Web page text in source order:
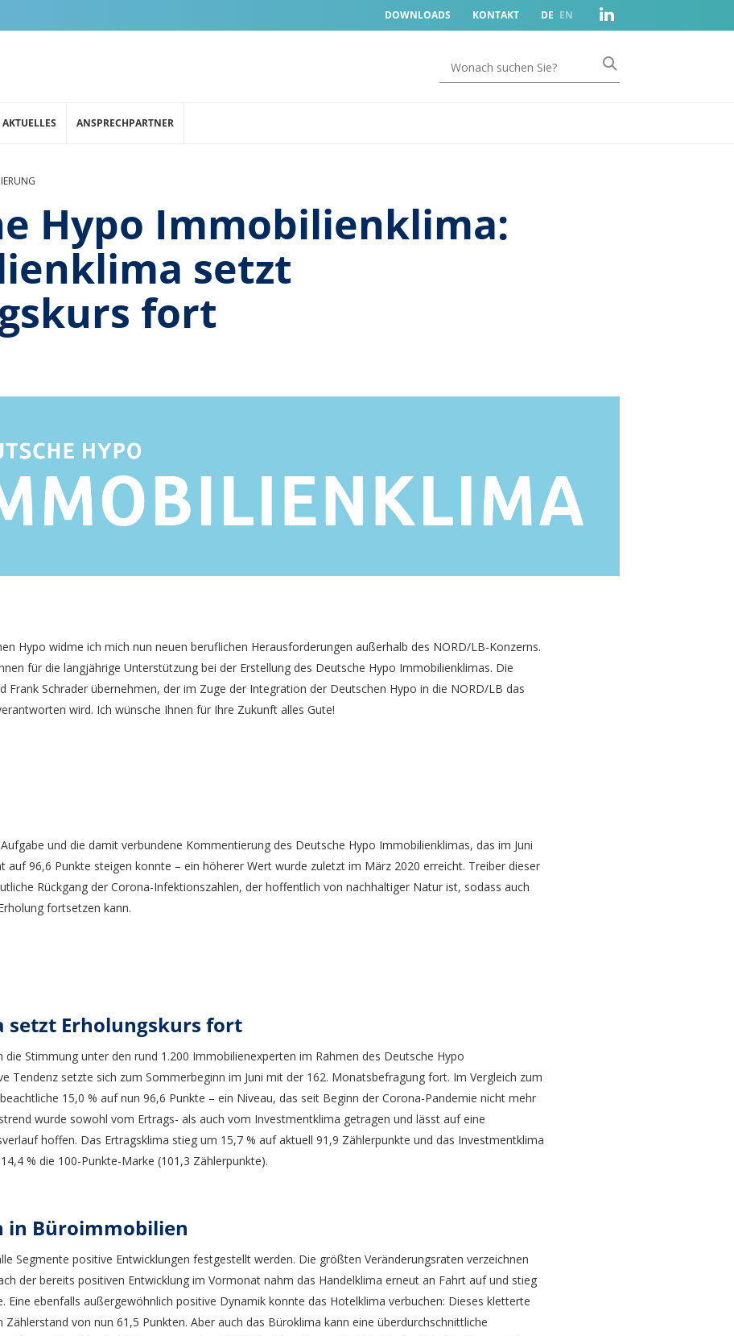
DOWNLOADS KONTAKT DE EN
AKTUELLES ANSPRECHPARTNER
Hypo Immobilienklima:
setzt
fort
Hypo widme ich mich nun neuen beruflichen Herausforderungen außerhalb des NORD/LB-Konzerns.
für die langjährige Unterstützung bei der Erstellung des Deutsche Hypo Immobilienklimas. Die
Frank Schrader übernehmen, der im Zuge der Integration der Deutschen Hypo in die NORD/LB das
wird. Ich wünsche Ihnen für Ihre Zukunft alles Gute!
und die damit verbundene Kommentierung des Deutsche Hypo Immobilienklimas, das im Juni
auf 96,6 Punkte steigen konnte – ein höherer Wert wurde zuletzt im März 2020 erreicht. Treiber dieser
Rückgang der Corona-Infektionszahlen, der hoffentlich von nachhaltiger Natur ist, sodass auch
fortsetzen kann.
Erholungskurs fort
die Stimmung unter den rund 1.200 Immobilienexperten im Rahmen des Deutsche Hypo
Tendenz setzte sich zum Sommerbeginn im Juni mit der 162. Monatsbefragung fort. Im Vergleich zum
15,0 % auf nun 96,6 Punkte – ein Niveau, das seit Beginn der Corona-Pandemie nicht mehr
wurde sowohl vom Ertrags- als auch vom Investmentklima getragen und lässt auf eine
hoffen. Das Ertragsklima stieg um 15,7 % auf aktuell 91,9 Zählerpunkte und das Investmentklima
% die 100-Punkte-Marke (101,3 Zählerpunkte).
in Büroimmobilien
Segmente positive Entwicklungen festgestellt werden. Die größten Veränderungsraten verzeichnen
der bereits positiven Entwicklung im Vormonat nahm das Handelklima erneut an Fahrt auf und stieg
Eine ebenfalls außergewöhnlich positive Dynamik konnte das Hotelklima verbuchen: Dieses kletterte
Zählerstand von nun 61,5 Punkten. Aber auch das Büroklima kann eine überdurchschnittliche